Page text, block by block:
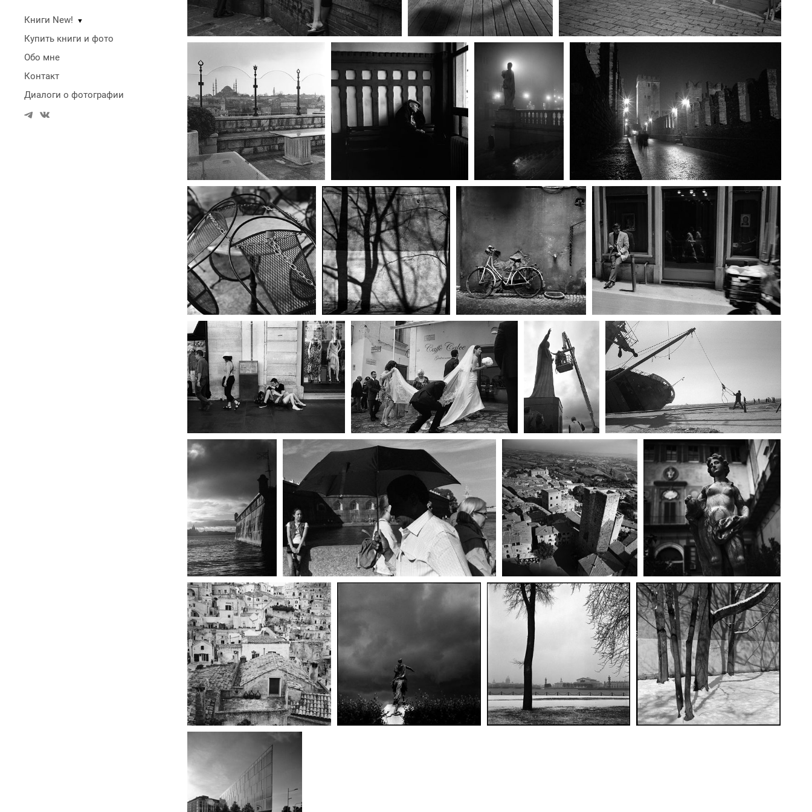
Книги New! ▼
Купить книги и фото
Обо мне
Контакт
Диалоги о фотографии